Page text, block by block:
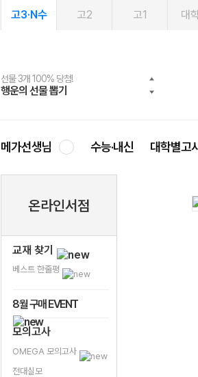
고3·N수 고2 고1 대
선물 3개 100% 당첨!
행운의 선물 뽑기
선물 100% 증정!
메가스터디 X 올리브
여름방학 스터디 캐시백
메가런 썸머스쿨
2027 러셀 단과
강사 공개선발
스마트러닝앱
설문 EVENT
메가패스
3일 무료 체험권
메가패스 수강생 무료혜택!
메가클럽 멤버십
사회공헌 캠페인
희망이룸 메가나눔
메가선생님 수능·내신 대학별고
온라인서점
교재 찾기
베스트 한줄평
8월 구매 EVENT
모의고사
OMEGA 모의고사
전대실모